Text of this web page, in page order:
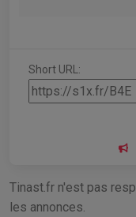
Short URL:
Tinast.fr n'est pas
les annonces.